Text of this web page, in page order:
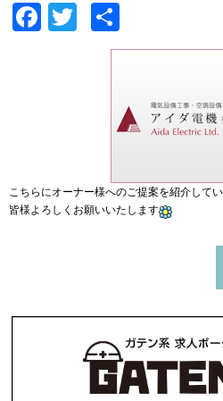
Facebook
Twitter
有
こちらにオーナー様へのご提案を紹介してい
皆様よろしくお願いいたします